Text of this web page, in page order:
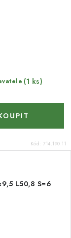
(1 ks)
Kód: 714.190.11
L50,8 S=6